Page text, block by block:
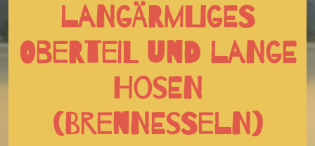
langärmliges
Oberteil und lange
Hosen
(Brennesseln)